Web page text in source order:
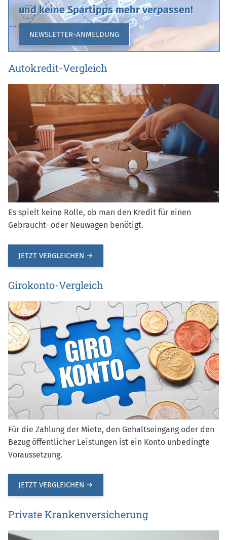
und keine Spartipps mehr verpassen!
NEWSLETTER-ANMELDUNG
Autokredit-Vergleich
Es spielt keine Rolle, ob man den Kredit für einen
Gebraucht- oder Neuwagen benötigt.
JETZT VERGLEICHEN →
Girokonto-Vergleich
Für die Zahlung der Miete, den Gehaltseingang oder den
Bezug öffentlicher Leistungen ist ein Konto unbedingte
Voraussetzung.
JETZT VERGLEICHEN →
Private Krankenversicherung